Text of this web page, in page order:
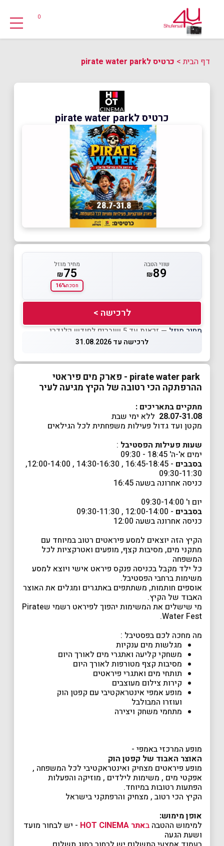
0
דף הבית> כרטיס לpirate water park
כרטיס לpirate water park
שווי הטבה
₪89
מחיר מוזל
₪75
חסכת16%
לרכישה >
מחיר מוזל — זכאות עד 5 שוברים לחודש קלנדרי
לרכישה עד 31.08.2026
ההרפתקה הכי רטובה של הקיץ מגיעה לעיר
מתקיים בתאריכים :
28.07-31.08 ללא ימי שבת
מקטן ועד גדול פעילות משפחתית לכל הגילאים
שעות פעילות הפסטיבל :
ימים א'-ה' 18:45 - 09:30
בסבבים - 16:45-18:45 , 14:30-16:30 , 12:00-14:00,
09:30-11:30
כניסה אחרונה בשעה 16:45
יום ו' 09:30-14:00
בסבבים - 12:00-14:00 , 09:30-11:30
כניסה אחרונה בשעה 12:00
הקיץ הזה יוצאים למסע פיראטים רטוב במיוחד עם
מתקני מים, מסיבות קצף, מופעים ואטרקציות לכל
המשפחה
כל ילד מקבל בכניסה פנקס פיראט אישי ויוצא למסע
משימות ברחבי הפסטיבל.
אוספים חותמות, משתתפים באתגרים ומגלים את האוצר
האבוד של הקיץ.
מי שישלים את המשימות יהפוך לפיראט רשמי שPirate
Water Fest.
מה מחכה לכם בפסטיבל :
מגלשות מים ענקיות
משחקי קליעה ואתגרי מים לאורך היום
מסיבות קצף מטורפות לאורך היום
תותחי מים ואתגרי פיראטים
קירות צילום מעוצבים
מופע אמפי אינטראקטיבי עם קפטן הוק
ועוזרו המבולבל
מתחמי משחק ויצירה
מופע המרכזי באמפי -
האוצר האבוד של קפטן הוק
מופע פיראטים מצחיק ואינטראקטיבי לכל המשפחה ,
אפקטי מים , משימות לילדים , מוזיקה והפעלות
הפתעות רטובות במיוחד.
הקיץ הכי רטוב , מצחיק והרפתקני בישראל
אופן מימוש:
למימוש ההטבה באתר HOT CINEMA - יש לבחור מועד
ושעת הגעה